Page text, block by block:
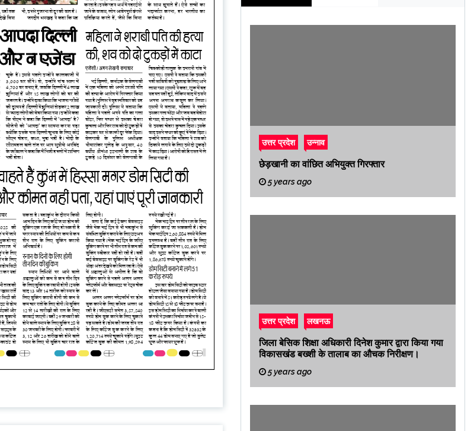
उत्तर प्रदेश उन्नाव
छेड़खानी का वांछित अभियुक्त गिरफ्तार
5 years ago
उत्तर प्रदेश लखनऊ
जिला बेसिक शिक्षा अधिकारी दिनेश कुमार द्वारा किया गया
विकासखंड बख्शी के तालाब का औचक निरीक्षण।
5 years ago